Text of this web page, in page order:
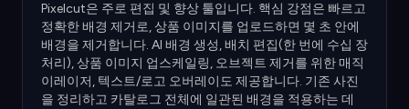
Pixelcut은 주로 편집 및 향상 툴입니다. 핵심 강점은 빠르고
정확한 배경 제거로, 상품 이미지를 업로드하면 몇 초 안에
배경을 제거합니다. AI 배경 생성, 배치 편집(한 번에 수십 장
처리), 상품 이미지 업스케일링, 오브젝트 제거를 위한 매직
이레이저, 텍스트/로고 오버레이도 제공합니다. 기존 사진
을 정리하고 카탈로그 전체에 일관된 배경을 적용하는 데